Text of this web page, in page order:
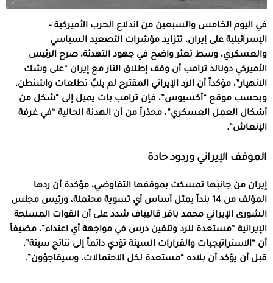
في اليوم الخامس والسبعين من اندلاع الحرب الأميركية –
الإسرائيلية على إيران، تتزايد مؤشرات التصعيد السياسي
والعسكري، وسط تعثر واضح في جهود التهدئة، صرح الرئيس
الأميركي دونالد ترامب أن وقف إطلاق النار مع إيران “على وشك
الانهيار”، مؤكداً أن الرد الإيراني المقترح لم يلبِّ تطلعات واشنطن،
وبحسب موقع “أكسيوس”، فإن ترامب بات يميل إلى “شكل من
أشكال العمل العسكري”، محذراً من أن الهدنة الحالية “في غرفة
الإنعاش”.
الموقف الإيراني وردود حادة
إيران من جانبها تمسكت بموقفها التفاوضي، مؤكدة أن ردها
المؤلف من 14 بنداً يمثل أساس أي تسوية محتملة، ورئيس مجلس
الشورى الإيراني محمد باقر قاليباف شدد على أن القوات المسلحة
الإيرانية “مستعدة للرد وتلقين درس في مواجهة أي اعتداء”، مضيفاً
أن “الاستراتيجيات والقرارات السيئة تؤدي دائماً إلى نتائج سيئة”،
قبل أن يؤكد أن بلاده “مستعدة لكل الاحتمالات، وسيفاجؤون”.